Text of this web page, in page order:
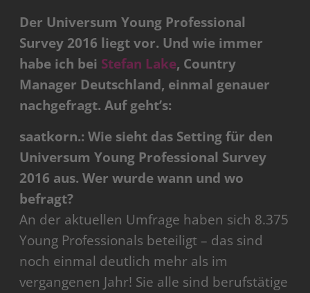
Der Universum Young Professional
Survey 2016 liegt vor. Und wie immer
habe ich bei Stefan Lake, Country
Manager Deutschland, einmal genauer
nachgefragt. Auf geht’s:
saatkorn.: Wie sieht das Setting für den
Universum Young Professional Survey
2016 aus. Wer wurde wann und wo
befragt?
An der aktuellen Umfrage haben sich 8.375
Young Professionals beteiligt – das sind
noch einmal deutlich mehr als im
vergangenen Jahr! Sie alle sind berufstätige